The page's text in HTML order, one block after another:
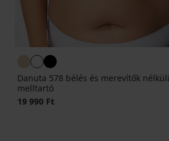
Danuta 578 bélés és merevítők nélküli
melltartó
19 990 Ft